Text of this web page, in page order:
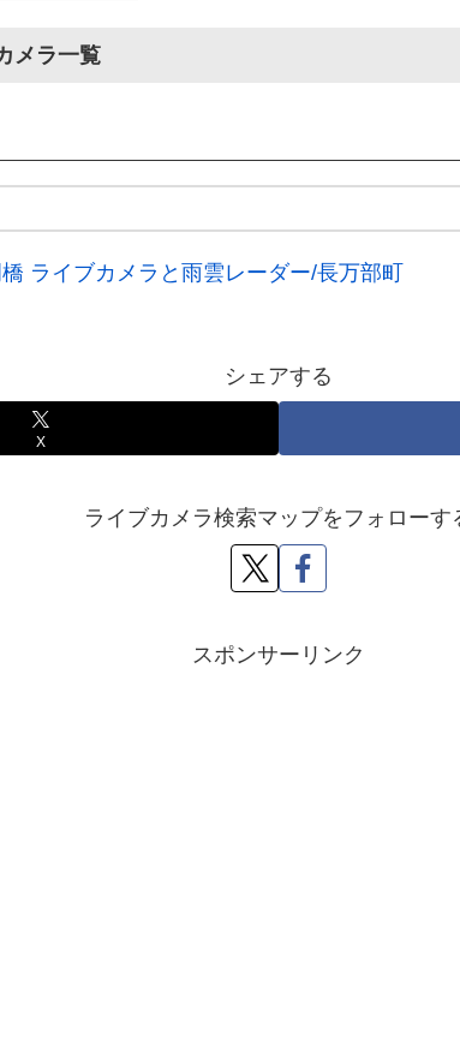
メラ一覧
ライブカメラと雨雲レーダー/長万部町
シェアする
X
ライブカメラ検索マップをフォローす
スポンサーリンク